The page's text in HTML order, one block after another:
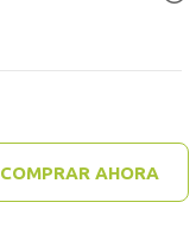
COMPRAR AHORA